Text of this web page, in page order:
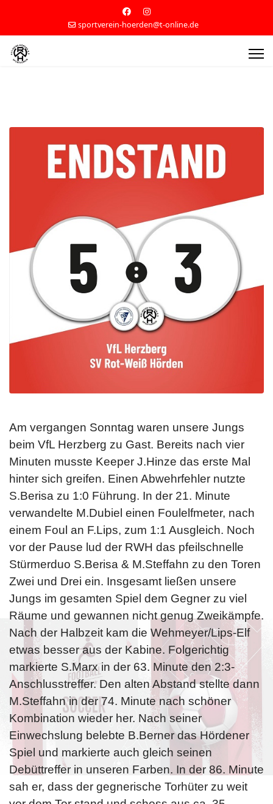
sportverein-hoerden@t-online.de
Am vergangen Sonntag waren unsere Jungs
beim VfL Herzberg zu Gast. Bereits nach vier
Minuten musste Keeper J.Hinze das erste Mal
hinter sich greifen. Einen Abwehrfehler nutzte
S.Berisa zu 1:0 Führung. In der 21. Minute
verwandelte M.Dubiel einen Foulelfmeter, nach
einem Foul an F.Lips, zum 1:1 Ausgleich. Noch
vor der Pause lud der RWH das pfeilschnelle
Stürmerduo S.Berisa & M.Steffahn zu den Toren
Zwei und Drei ein. Insgesamt ließen unsere
Jungs im gesamten Spiel dem Gegner zu viel
Räume und gewannen nicht genug Zweikämpfe.
Nach der Halbzeit kam die Wehmeyer/Lips-Elf
etwas besser aus der Kabine. Folgerichtig
markierte S.Marx in der 63. Minute den 2:3-
Anschlusstreffer. Den alten Abstand stellte dann
M.Steffahn in der 74. Minute nach schöner
Kombination wieder her. Nach seiner
Einwechslung belebte B.Berner das Hördener
Spiel und markierte auch gleich seinen
Debüttreffer in unseren Farben. In der 86. Minute
sah er, dass der gegnerische Torhüter zu weit